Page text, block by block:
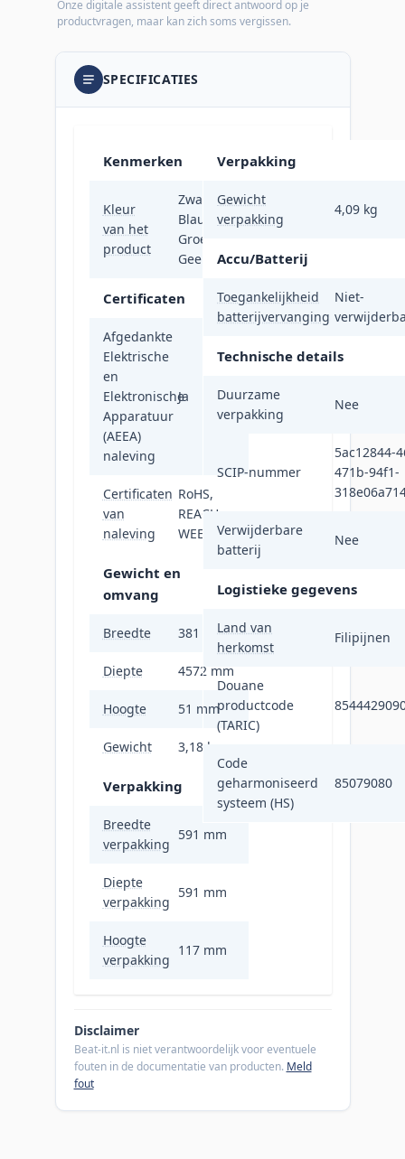
Onze digitale assistent geeft direct antwoord op je
productvragen, maar kan zich soms vergissen.
SPECIFICATIES
Kenmerken
Kleur
van het
product
Zwart,
Blauw,
Groen,
Geel
Certificaten
Afgedankte
Elektrische
en
Elektronische
Apparatuur
(AEEA)
naleving
Ja
Certificaten
van
naleving
RoHS,
REACH,
WEEE
Gewicht en
omvang
Breedte 381 mm
Diepte 4572 mm
Hoogte 51 mm
Gewicht 3,18 kg
Verpakking
Breedte
verpakking
591 mm
Diepte
verpakking
591 mm
Hoogte
verpakking
117 mm
Verpakking
Gewicht
verpakking
4,09 kg
Accu/Batterij
Toegankelijkheid
batterijvervanging
Niet-
Technische details
Duurzame
verpakking
Nee
SCIP-nummer
5ac12844-
471b-94f1-
Verwijderbare
batterij
Nee
Logistieke gegevens
Land van
herkomst
Filipijnen
Douane
productcode
(TARIC)
Code
geharmoniseerd
systeem (HS)
85079080
Disclaimer
Beat-it.nl is niet verantwoordelijk voor eventuele
fouten in de documentatie van producten. Meld
fout